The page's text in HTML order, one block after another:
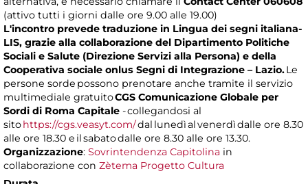
(attivo tutti i giorni dalle ore 9.00 alle 19.00)
L'incontro prevede traduzione in Lingua dei segni italiana-
LIS, grazie alla collaborazione del Dipartimento Politiche
Sociali e Salute (Direzione Servizi alla Persona) e della
Cooperativa sociale onlus Segni di Integrazione – Lazio.Le
persone sorde possono prenotare anche tramite il servizio
multimediale gratuitoCGS Comunicazione Globale per
Sordi di Roma Capitale - collegandosi al
sitohttps://cgs.veasyt.com/dal lunedì al venerdì dalle ore 8.30
alle ore 18.30 e il sabato dalle ore 8.30 alle ore 13.30.
Organizzazione: Sovrintendenza Capitolina in
collaborazione con Zètema Progetto Cultura